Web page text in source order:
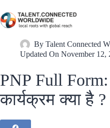
By Talent Connected
Updated On November 12,
PNP Full Form:
कार्यक्रम क्या है ?